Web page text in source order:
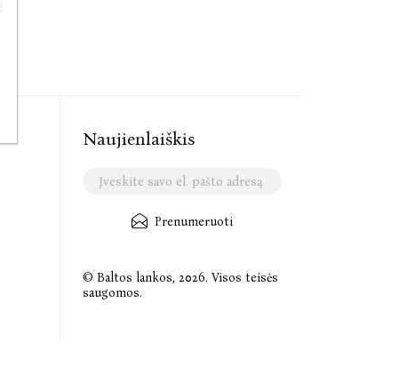
Naujienlaiškis
Prenumeruoti
© Baltos lankos, 2026. Visos teisės
saugomos.